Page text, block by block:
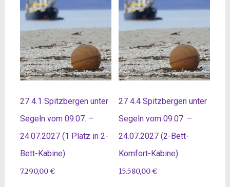
27 4.1 Spitzbergen unter
Segeln vom 09.07. –
24.07.2027 (1 Platz in 2-
Bett-Kabine)
7.290,00€
27 4.4 Spitzbergen unter
Segeln vom 09.07. –
24.07.2027 (2-Bett-
Komfort-Kabine)
15.580,00€